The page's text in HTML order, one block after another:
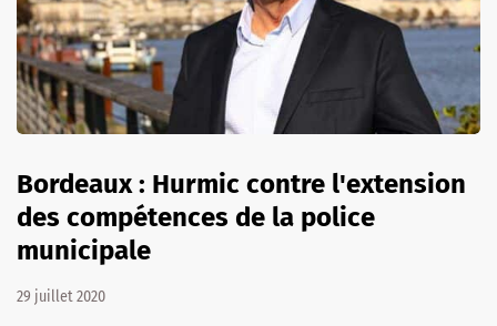
Bordeaux : Hurmic contre l'extension
des compétences de la police
municipale
29 juillet 2020